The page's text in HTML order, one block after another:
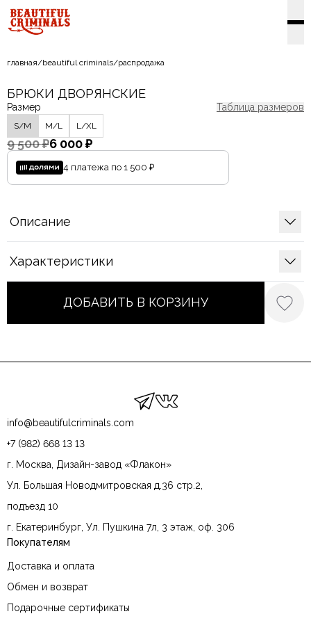
главная/beautiful criminals/распродажа
БРЮКИ ДВОРЯНСКИЕ
Размер Таблица размеров
S/M M/L L/XL
9 500 ₽6 000 ₽
4 платежа по 1 500 ₽
Описание
Характеристики
ДОБАВИТЬ В КОРЗИНУ
info@beautifulcriminals.com
+7 (982) 668 13 13
г. Москва, Дизайн-завод «Флакон»
Ул. Большая Новодмитровская д.36 стр.2,
подъезд 10
г. Екатеринбург, Ул. Пушкина 7л, 3 этаж, оф. 306
Покупателям
Доставка и оплата
Обмен и возврат
Подарочные сертификаты